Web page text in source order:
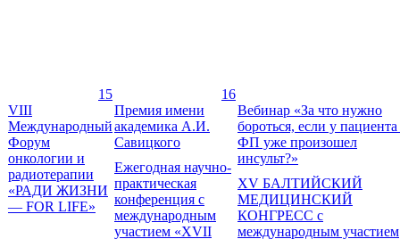
15
VIII
Международный
Форум
онкологии и
радиотерапии
«РАДИ ЖИЗНИ
— FOR LIFE»
16
Премия имени
академика А.И.
Савицкого
Ежегодная научно-
практическая
конференция с
международным
участием «XVII
Вебинар «За что нужно
бороться, если у пациента
ФП уже произошел
инсульт?»
XV БАЛТИЙСКИЙ
МЕДИЦИНСКИЙ
КОНГРЕСС с
международным участием